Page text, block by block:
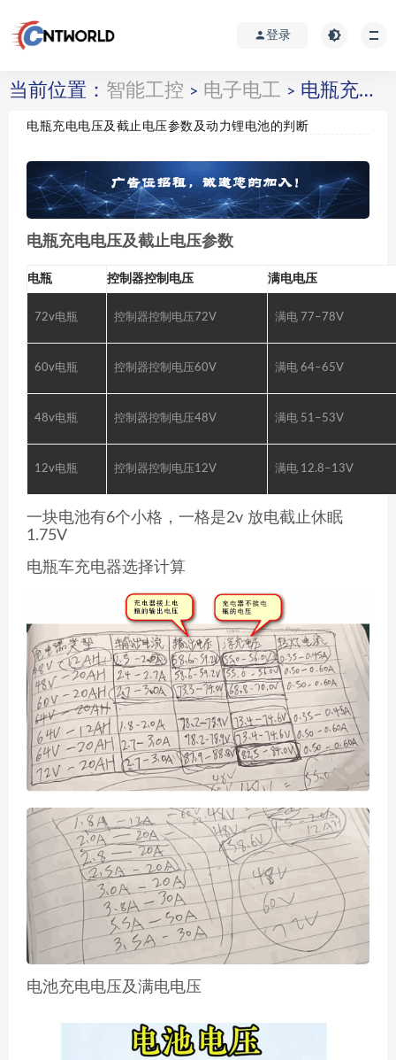
登录
当前位置： 智能工控 > 电子电工 > 电瓶充电电压及截止电压参数及动力锂电池的判断
电瓶充电电压及截止电压参数及动力锂电池的判断
电瓶充电电压及截止电压参数
电瓶 控制器控制电压 满电电压
72v电瓶 控制器控制电压72V 满电 77–78V
60v电瓶 控制器控制电压60V 满电 64–65V
48v电瓶 控制器控制电压48V 满电 51–53V
12v电瓶 控制器控制电压12V 满电 12.8–13V
一块电池有6个小格，一格是2v 放电截止休眠
1.75V
电瓶车充电器选择计算
电池充电电压及满电电压